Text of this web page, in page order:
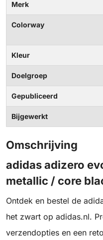
Merk
Colorway
Kleur
Doelgroep
Gepubliceerd
Bijgewerkt
Omschrijving
adidas adizero
metallic / core
Ontdek en bestel de
het zwart op adidas.nl.
verzendopties en een